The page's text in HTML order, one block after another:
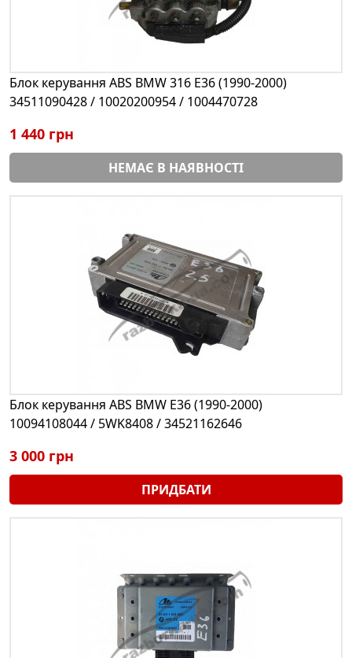
Блок керування ABS BMW 316 E36 (1990-2000)
34511090428 / 10020200954 / 1004470728
1 440 грн
НЕМАЄ В НАЯВНОСТІ
Блок керування ABS BMW E36 (1990-2000)
10094108044 / 5WK8408 / 34521162646
3 000 грн
ПРИДБАТИ